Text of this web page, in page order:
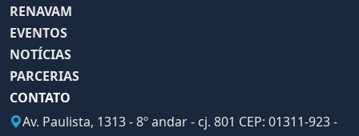
RENAVAM
EVENTOS
NOTÍCIAS
PARCERIAS
CONTATO
Av. Paulista, 1313 - 8º andar - cj. 801 CEP: 01311-923 -